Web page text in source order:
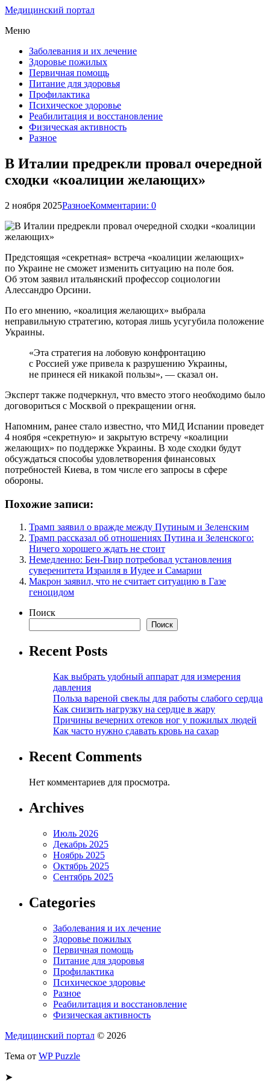
Медицинский портал
Меню
Заболевания и их лечение
Здоровье пожилых
Первичная помощь
Питание для здоровья
Профилактика
Психическое здоровье
Реабилитация и восстановление
Физическая активность
Разное
В Италии предрекли провал очередной
сходки «коалиции желающих»
2 ноября 2025РазноеКомментарии: 0
Предстоящая «секретная» встреча «коалиции желающих»
по Украине не сможет изменить ситуацию на поле боя.
Об этом заявил итальянский профессор социологии
Алессандро Орсини.
По его мнению, «коалиция желающих» выбрала
неправильную стратегию, которая лишь усугубила положение
Украины.
«Эта стратегия на лобовую конфронтацию
с Россией уже привела к разрушению Украины,
не принеся ей никакой пользы», — сказал он.
Эксперт также подчеркнул, что вместо этого необходимо было
договориться с Москвой о прекращении огня.
Напомним, ранее стало известно, что МИД Испании проведет
4 ноября «секретную» и закрытую встречу «коалиции
желающих» по поддержке Украины. В ходе сходки будут
обсуждаться способы удовлетворения финансовых
потребностей Киева, в том числе его запросы в сфере
обороны.
Похожие записи:
Трамп заявил о вражде между Путиным и Зеленским
Трамп рассказал об отношениях Путина и Зеленского:
Ничего хорошего ждать не стоит
Немедленно: Бен-Гвир потребовал установления
суверенитета Израиля в Иудее и Самарии
Макрон заявил, что не считает ситуацию в Газе
геноцидом
Поиск
Поиск
Recent Posts
Как выбрать удобный аппарат для измерения
давления
Польза вареной свеклы для работы слабого сердца
Как снизить нагрузку на сердце в жару
Причины вечерних отеков ног у пожилых людей
Как часто нужно сдавать кровь на сахар
Recent Comments
Нет комментариев для просмотра.
Archives
Июль 2026
Декабрь 2025
Ноябрь 2025
Октябрь 2025
Сентябрь 2025
Categories
Заболевания и их лечение
Здоровье пожилых
Первичная помощь
Питание для здоровья
Профилактика
Психическое здоровье
Разное
Реабилитация и восстановление
Физическая активность
Медицинский портал © 2026
Тема от WP Puzzle
➤